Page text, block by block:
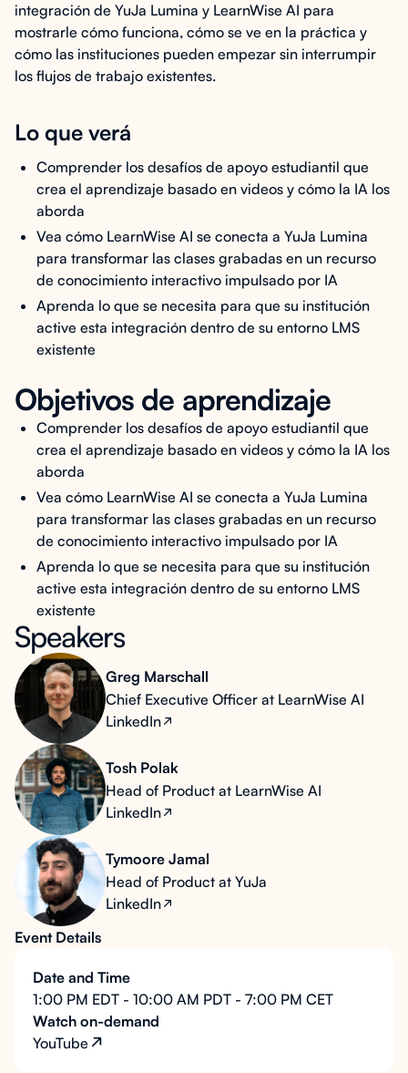
integración de YuJa Lumina y LearnWise AI para
mostrarle cómo funciona, cómo se ve en la práctica y
cómo las instituciones pueden empezar sin interrumpir
los flujos de trabajo existentes.
Lo que verá
Comprender los desafíos de apoyo estudiantil que
crea el aprendizaje basado en videos y cómo la IA los
aborda
Vea cómo LearnWise AI se conecta a YuJa Lumina
para transformar las clases grabadas en un recurso
de conocimiento interactivo impulsado por IA
Aprenda lo que se necesita para que su institución
active esta integración dentro de su entorno LMS
existente
Objetivos de aprendizaje
Comprender los desafíos de apoyo estudiantil que
crea el aprendizaje basado en videos y cómo la IA los
aborda
Vea cómo LearnWise AI se conecta a YuJa Lumina
para transformar las clases grabadas en un recurso
de conocimiento interactivo impulsado por IA
Aprenda lo que se necesita para que su institución
active esta integración dentro de su entorno LMS
existente
Speakers
Greg Marschall
Chief Executive Officer at LearnWise AI
LinkedIn
Tosh Polak
Head of Product at LearnWise AI
LinkedIn
Tymoore Jamal
Head of Product at YuJa
LinkedIn
Event Details
Date and Time
1:00 PM EDT - 10:00 AM PDT - 7:00 PM CET
Watch on-demand
YouTube